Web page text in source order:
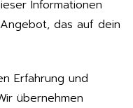
Informationen
das auf dein
Erfahrung und
übernehmen